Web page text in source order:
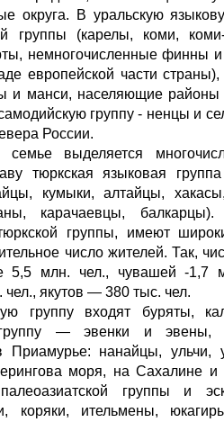
округа. В уральскую
группы (карелы, коми,
немногочисленные финны и
европейской части страны),
и манси, населяющие районы
группу - ненцы и
России.
семье выделяется
тюркская языковая
кумыки, алтайцы,
карачаевцы,
группы, имеют
число жителей. Так,
5,5 млн. чел., чувашей -1,7
якутов — 380 тыс. чел.
группу входят буряты,
группу — эвенки и
Приамурье: нанайцы, ульчи,
моря, на Сахалине и
группы и
коряки, ительмены,